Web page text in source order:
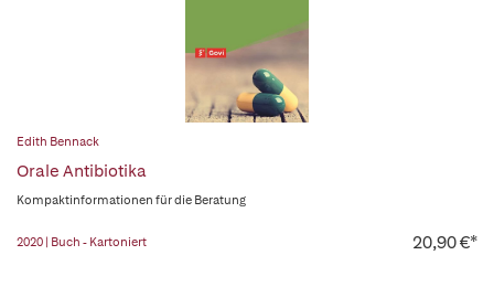
Edith Bennack
Orale Antibiotika
Kompaktinformationen für die Beratung
2020 | Buch - Kartoniert 20,90 €*